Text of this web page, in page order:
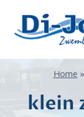
inhoud
Home »
klein